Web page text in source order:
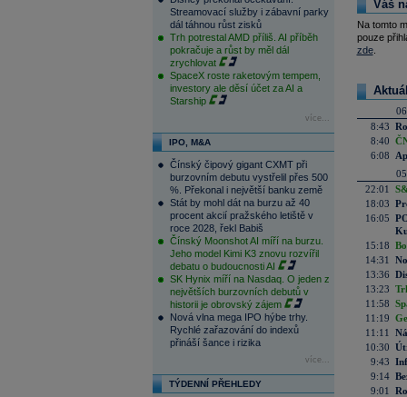
Streamovací služby i zábavní parky
dál táhnou růst zisků
Trh potrestal AMD příliš. AI příběh
pokračuje a růst by měl dál
zrychlovat
SpaceX roste raketovým tempem,
investory ale děsí účet za AI a
Starship
více...
IPO, M&A
Čínský čipový gigant CXMT při
burzovním debutu vystřelil přes 500
%. Překonal i největší banku země
Stát by mohl dát na burzu až 40
procent akcií pražského letiště v
roce 2028, řekl Babiš
Čínský Moonshot AI míří na burzu.
Jeho model Kimi K3 znovu rozvířil
debatu o budoucnosti AI
SK Hynix míří na Nasdaq. O jeden z
největších burzovních debutů v
historii je obrovský zájem
Nová vlna mega IPO hýbe trhy.
Rychlé zařazování do indexů
přináší šance i rizika
více...
TÝDENNÍ PŘEHLEDY
Váš
Na tomto
pouze
zde.
8:43
8:40
6:08
22:01
18:03
16:05
15:18
14:31
13:36
13:23
11:58
11:19
11:11
10:30
9:43
9:14
9:01